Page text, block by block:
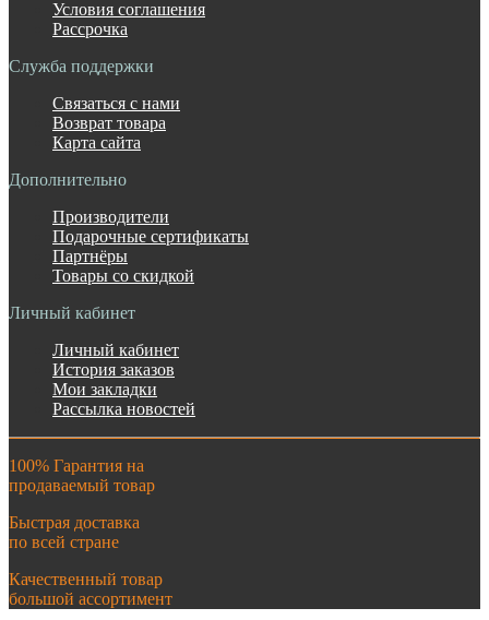
Условия соглашения
Рассрочка
Служба поддержки
Связаться с нами
Возврат товара
Карта сайта
Дополнительно
Производители
Подарочные сертификаты
Партнёры
Товары со скидкой
Личный кабинет
Личный кабинет
История заказов
Мои закладки
Рассылка новостей
100% Гарантия на
продаваемый товар
Быстрая доставка
по всей стране
Качественный товар
большой ассортимент